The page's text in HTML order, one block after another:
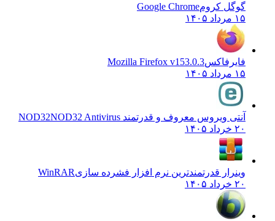
گوگل کرومGoogle Chrome
۱۵ مرداد ۱۴۰۵
فایرفاکسMozilla Firefox v153.0.3
۱۵ مرداد ۱۴۰۵
آنتی ویروس معروف و قدرتمند NOD32 NOD32 Antivirus
۲۰ خرداد ۱۴۰۵
وینرار قدرتمندترین نرم افزار فشرده سازیWinRAR
۲۰ خرداد ۱۴۰۵